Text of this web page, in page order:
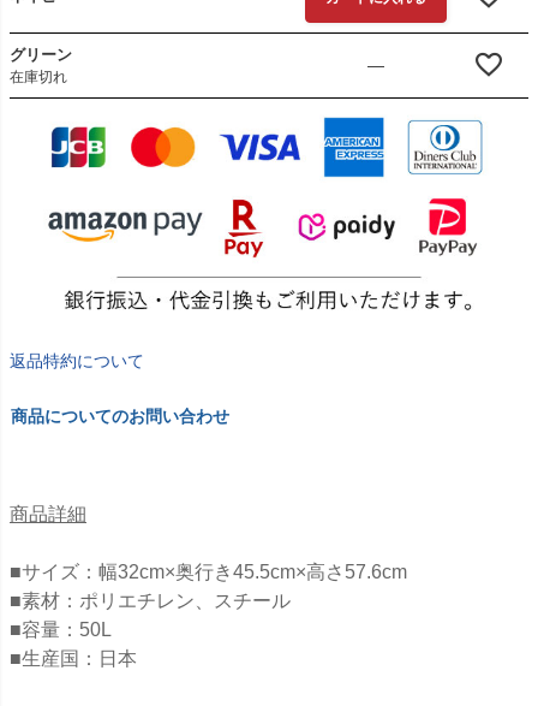
グリーン
在庫切れ
—
返品特約について
商品についてのお問い合わせ
商品詳細
■サイズ：幅32cm×奥行き45.5cm×高さ57.6cm
■素材：ポリエチレン、スチール
■容量：50L
■生産国：日本